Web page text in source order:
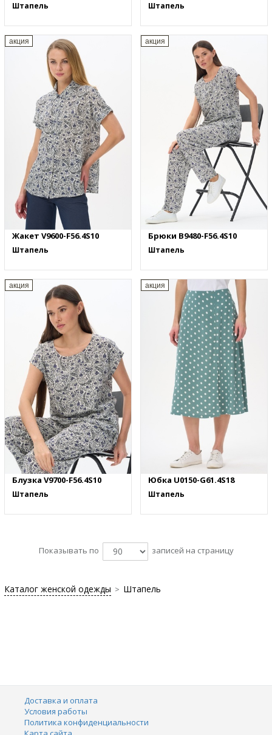
Штапель Штапель
акция
Жакет V9600-F56.4S10
Штапель
акция
Брюки B9480-F56.4S10
Штапель
акция
Блузка V9700-F56.4S10
Штапель
акция
Юбка U0150-G61.4S18
Штапель
Показывать по записей на страницу
Каталог женской одежды > Штапель
Доставка и оплата
Условия работы
Политика конфиденциальности